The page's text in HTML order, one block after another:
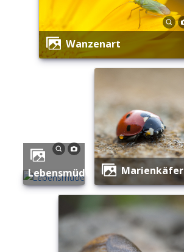
Wanzenart
Lebensmüde Marienkäfer